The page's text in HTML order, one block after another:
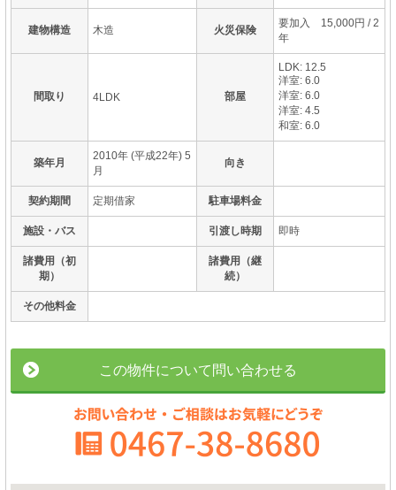
建物構造 木造 火災保険
要加入 15,000円 / 2
年
間取り 4LDK 部屋
LDK: 12.5
洋室: 6.0
洋室: 6.0
洋室: 4.5
和室: 6.0
築年月
2010年 (平成22年) 5
月
向き
契約期間 定期借家 駐車場料金
施設・バス 引渡し時期 即時
諸費用（初
期）
諸費用（継
続）
その他料金
この物件について問い合わせる